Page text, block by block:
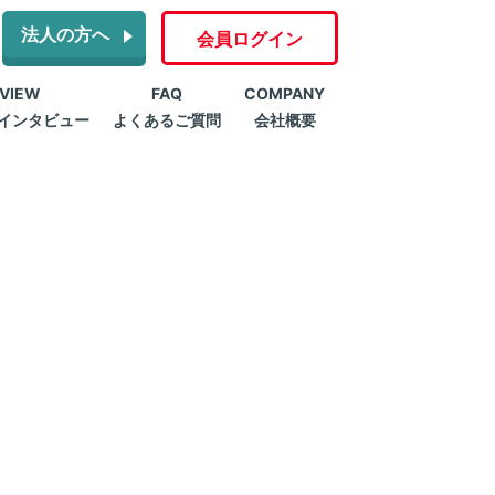
法人の方へ 会員ログイン
ンタビュー
FAQ
よくあるご質問
COMPANY
会社概要